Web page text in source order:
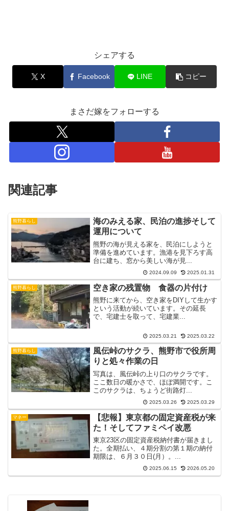
シェアする
X Facebook LINE コピー
まさだ嫁をフォローする
関連記事
熊野暮らし
海のみえる家、民泊の進捗そして
運用について
熊野の海が見える家を、民泊にしようと
準備を進めています。漁港を見下ろす高
台に建ち、窓から美しい海が見...
2024.09.09 2025.01.31
熊野暮らし 空き家の残置物 食器の片付け
熊野に来てから、空き家をDIYして生かす
という活動が続いています。その延長
で、宅建士を取って、宅建業...
2025.03.21 2025.03.22
熊野暮らし
風伝峠のサクラ、熊野市で役所周
りと処々作業の日
写真は、風伝峠の上り口のサクラです。
ここ数日の暖かさで、ほぼ満開です。こ
このサクラは、ちょうど街路灯...
2025.03.26 2025.03.29
マネー
【悲報】東京都の固定資産税が来
た！そしてファミペイ改悪
東京23区の固定資産税納付書が届きまし
た。全期払い、４期分割の第１期の納付
期限は、６月３０日(月）。...
2025.06.15 2026.05.20